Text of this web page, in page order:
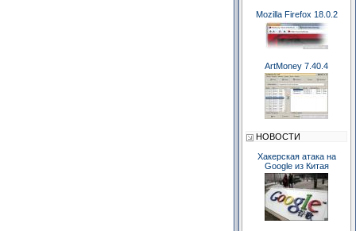
Mozilla Firefox 18.0.2
ArtMoney 7.40.4
НОВОСТИ
Хакерская атака на
Google из Китая